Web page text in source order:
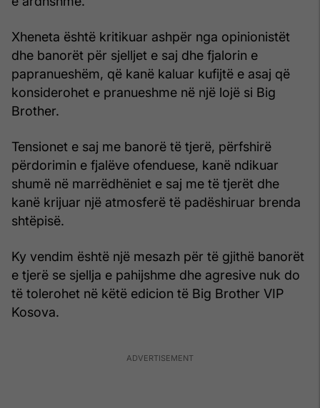
Xheneta është kritikuar ashpër nga opinionistët
dhe banorët për sjelljet e saj dhe fjalorin e
papranueshëm, që kanë kaluar kufijtë e asaj që
konsiderohet e pranueshme në një lojë si Big
Brother.
Tensionet e saj me banorë të tjerë, përfshirë
përdorimin e fjalëve ofenduese, kanë ndikuar
shumë në marrëdhëniet e saj me të tjerët dhe
kanë krijuar një atmosferë të padëshiruar brenda
shtëpisë.
Ky vendim është një mesazh për të gjithë banorët
e tjerë se sjellja e pahijshme dhe agresive nuk do
të tolerohet në këtë edicion të Big Brother VIP
Kosova.